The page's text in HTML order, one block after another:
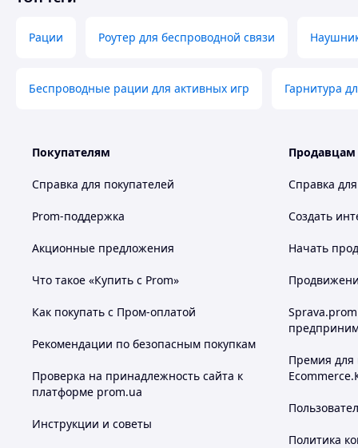
Рации Роутер для беспроводной связи
Беспроводные рации для активных игр Гарнитура
Покупателям
Справка для покупателей
Prom-поддержка
Акционные предложения
Что такое «Купить с Prom»
Как покупать с Пром-оплатой
Рекомендации по безопасным покупкам
Проверка на принадлежность сайта к
платформе prom.ua
Инструкции и советы
Продавцам
Справка
Создать
Начать
Премия для
Политика